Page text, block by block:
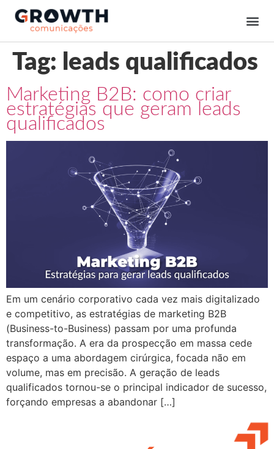
Tag: leads qualificados
Marketing B2B: como criar
estratégias que geram leads
qualificados
Em um cenário corporativo cada vez mais digitalizado
e competitivo, as estratégias de marketing B2B
(Business-to-Business) passam por uma profunda
transformação. A era da prospecção em massa cede
espaço a uma abordagem cirúrgica, focada não em
volume, mas em precisão. A geração de leads
qualificados tornou-se o principal indicador de sucesso,
forçando empresas a abandonar […]